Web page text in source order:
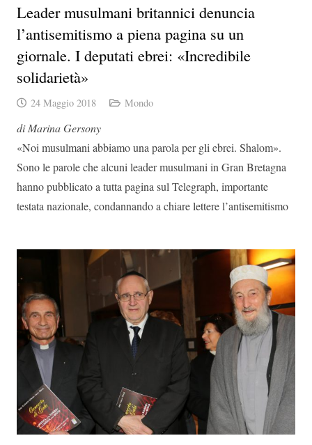
Leader musulmani britannici denuncia
l’antisemitismo a piena pagina su un
giornale. I deputati ebrei: «Incredibile
solidarietà»
24 Maggio 2018 Mondo
di Marina Gersony
«Noi musulmani abbiamo una parola per gli ebrei. Shalom».
Sono le parole che alcuni leader musulmani in Gran Bretagna
hanno pubblicato a tutta pagina sul Telegraph, importante
testata nazionale, condannando a chiare lettere l’antisemitismo